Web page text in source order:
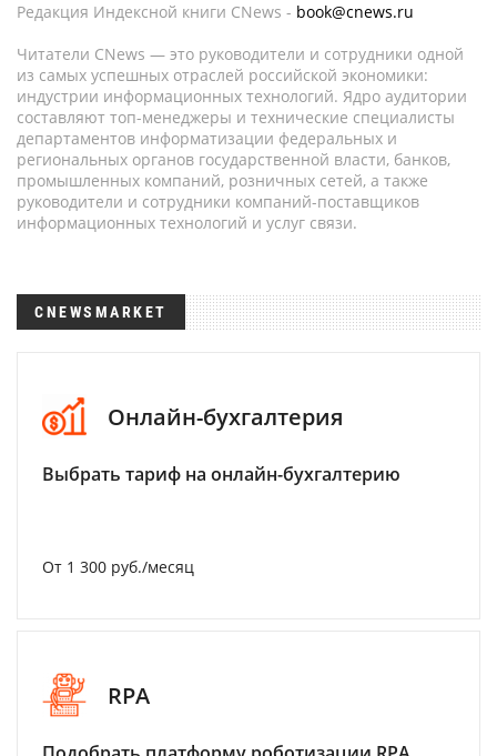
Редакция Индексной книги CNews - book@cnews.ru
Читатели CNews — это руководители и сотрудники одной
из самых успешных отраслей российской экономики:
индустрии информационных технологий. Ядро аудитории
составляют топ-менеджеры и технические специалисты
департаментов информатизации федеральных и
региональных органов государственной власти, банков,
промышленных компаний, розничных сетей, а также
руководители и сотрудники компаний-поставщиков
информационных технологий и услуг связи.
CNEWSMARKET
Онлайн-бухгалтерия
Выбрать тариф на онлайн-бухгалтерию
От 1 300 руб./месяц
RPA